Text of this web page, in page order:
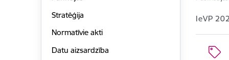
Stratēģija
Normatīvie akti
Datu aizsardzība
IeVP